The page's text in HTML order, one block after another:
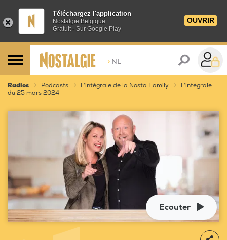
Téléchargez l'application
Nostalgie Belgique
Gratuit - Sur Google Play
OUVRIR
> NL
Radios Podcasts L'intégrale de la Nosta Family
L'intégrale
du 25 mars 2024
Ecouter